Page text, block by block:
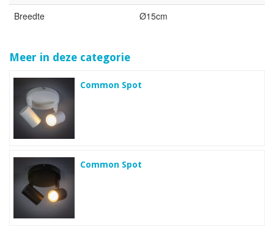
Breedte
Ø15cm
Meer in deze categorie
Common Spot
Common Spot